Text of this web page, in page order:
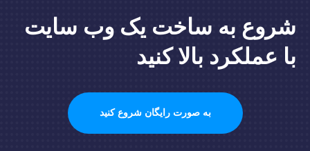
شروع به ساخت یک وب سایت
با عملکرد بالا کنید
به صورت رایگان شروع کنید